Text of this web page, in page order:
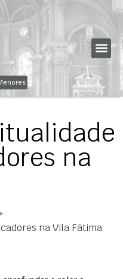
na
na Vila Fátima